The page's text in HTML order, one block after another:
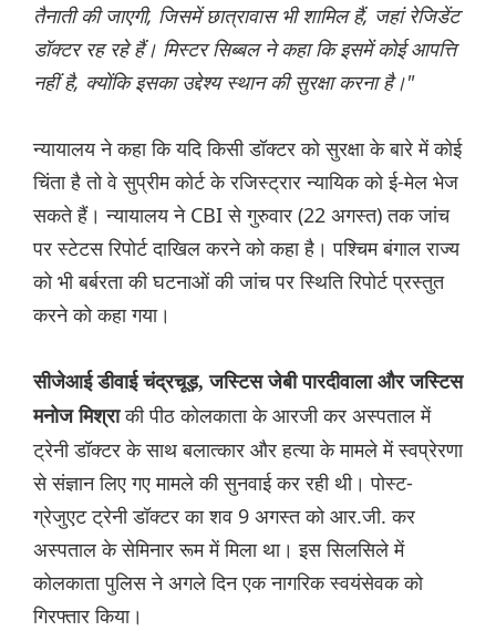
तैनाती की जाएगी, जिसमें छात्रावास भी शामिल हैं, जहां रेजिडेंट
डॉक्टर रह रहे हैं। मिस्टर सिब्बल ने कहा कि इसमें कोई आपत्ति
नहीं है, क्योंकि इसका उद्देश्य स्थान की सुरक्षा करना है।"
न्यायालय ने कहा कि यदि किसी डॉक्टर को सुरक्षा के बारे में कोई
चिंता है तो वे सुप्रीम कोर्ट के रजिस्ट्रार न्यायिक को ई-मेल भेज
सकते हैं। न्यायालय ने CBI से गुरुवार (22 अगस्त) तक जांच
पर स्टेटस रिपोर्ट दाखिल करने को कहा है। पश्चिम बंगाल राज्य
को भी बर्बरता की घटनाओं की जांच पर स्थिति रिपोर्ट प्रस्तुत
करने को कहा गया।
सीजेआई डीवाई चंद्रचूड़, जस्टिस जेबी पारदीवाला और जस्टिस
मनोज मिश्राकी पीठ कोलकाता के आरजी कर अस्पताल में
ट्रेनी डॉक्टर के साथ बलात्कार और हत्या के मामले में स्वप्रेरणा
से संज्ञान लिए गए मामले की सुनवाई कर रही थी। पोस्ट-
ग्रेजुएट ट्रेनी डॉक्टर का शव 9 अगस्त को आर.जी. कर
अस्पताल के सेमिनार रूम में मिला था। इस सिलसिले में
कोलकाता पुलिस ने अगले दिन एक नागरिक स्वयंसेवक को
गिरफ्तार किया।